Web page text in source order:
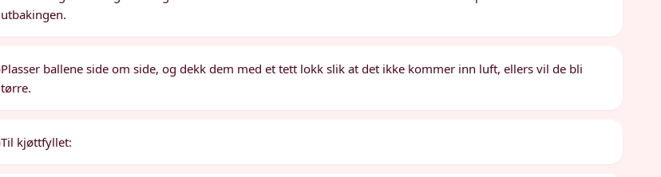
utbakingen.
Plasser ballene side om side, og dekk dem med et tett lokk slik at det ikke kommer inn luft, ellers vil de bli
tørre.
Til kjøttfyllet: